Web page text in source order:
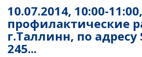
10.07.2014, 10:00-11:00,
профилактические
г.Таллинн, по адресу
245...